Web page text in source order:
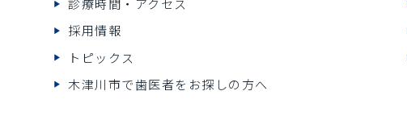
採用情報
トピックス
木津川市で歯医者をお探しの方へ